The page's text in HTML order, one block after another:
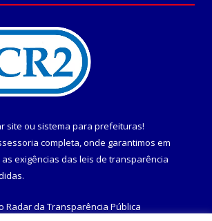
site ou sistema para prefeituras!
completa, onde garantimos em
exigências das leis de transparência
Radar da Transparência Pública